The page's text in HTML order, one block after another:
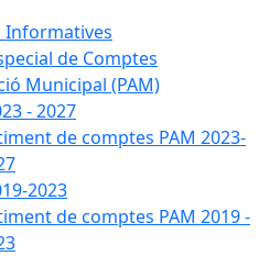
Informatives
de Comptes
Municipal (PAM)
- 2027
de comptes PAM 2023-
2023
de comptes PAM 2019 -